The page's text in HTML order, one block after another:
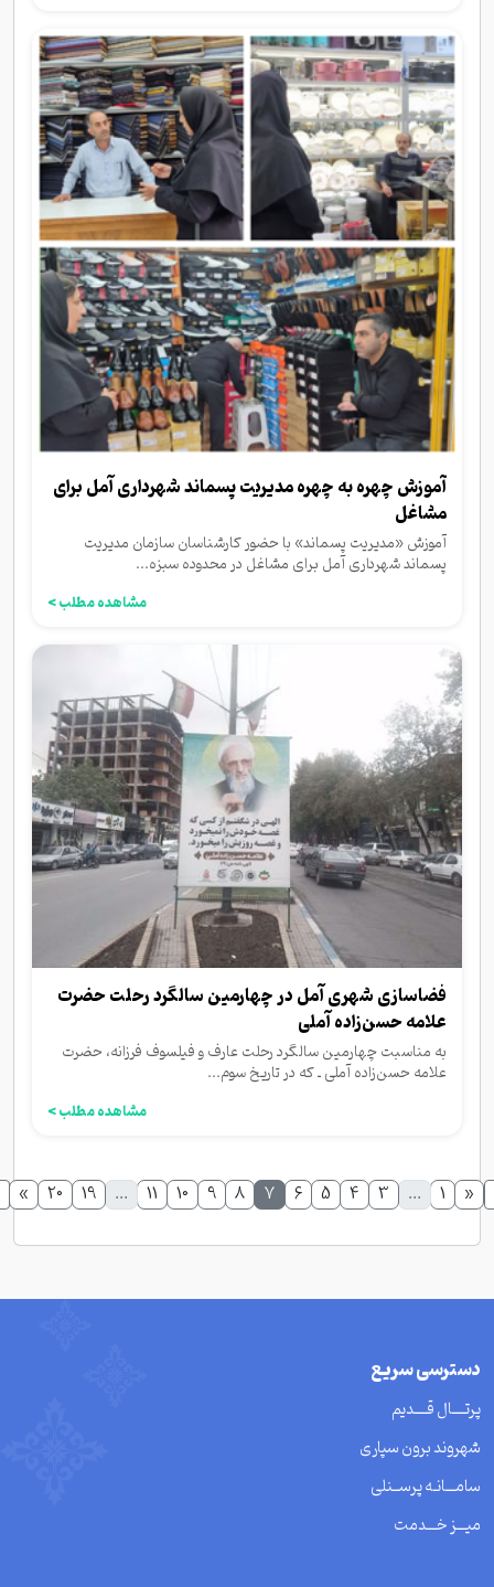
آموزش چهره به چهره مدیریت پسماند شهرداری آمل برای
مشاغل
آموزش «مدیریت پسماند» با حضور کارشناسان سازمان مدیریت
پسماند شهرداری آمل برای مشاغل در محدوده سبزه...
مشاهده مطلب >
فضاسازی شهری آمل در چهارمین سالگرد رحلت حضرت
علامه حسن‌زاده آملی
به مناسبت چهارمین سالگرد رحلت عارف و فیلسوف فرزانه، حضرت
علامه حسن‌زاده آملی ـ که در تاریخ سوم...
مشاهده مطلب >
«
1
...
3
4
5
6
7
8
9
10
11
...
19
20
»
دسترسی سریع
پرتــــال قــــدیم
شهروند برون سپاری
سامـــانـه پرســنلی
میـــز خـــدمت